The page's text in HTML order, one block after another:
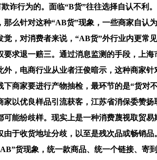
诈行为的。面临“B货”往往选择自认不利
么针对这种“AB货”现象，一些商家自认
，对消费者来说，“AB货”外行业内更常
求退一赔三。通过消息监测的手段，上
，电商行业从业者汪俊暗示，这种商家
商家要进行产物抽检，最环节的是“货对
以优良样品引流获客，江苏省消保委赞
能纷歧样。现实上是一种消费蔑视取贸
收货地址分歧，以至是残次品或畅销
货现象，统一款商品、统一个链接、寄